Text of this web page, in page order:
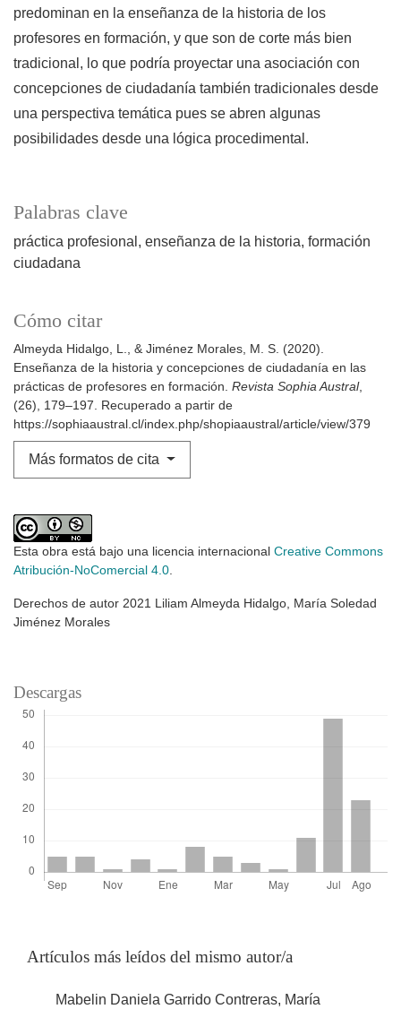
Palabras clave
práctica profesional enseñanza de la historia formación
ciudadana
Cómo citar
Almeyda Hidalgo, L., & Jiménez Morales, M. S. (2020).
Enseñanza de la historia y concepciones de ciudadanía en las
prácticas de profesores en formación. Revista Sophia Austral,
(26), 179–197. Recuperado a partir de
https://sophiaaustral.cl/index.php/shopiaaustral/article/view/379
Más formatos de cita
predominan en la enseñanza de la historia de los
profesores en formación, y que son de corte más bien
tradicional, lo que podría proyectar una asociación con
concepciones de ciudadanía también tradicionales desde
una perspectiva temática pues se abren algunas
posibilidades desde una lógica procedimental.
Esta obra está bajo una licencia internacional Creative Commons
Atribución-NoComercial 4.0.
Derechos de autor 2021 Liliam Almeyda Hidalgo, María Soledad
Jiménez Morales
Descargas
Artículos más leídos del mismo autor/a
Mabelin Daniela Garrido Contreras, María